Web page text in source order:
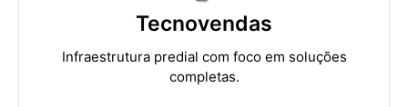
Tecnovendas
Infraestrutura predial com foco em soluções
completas.